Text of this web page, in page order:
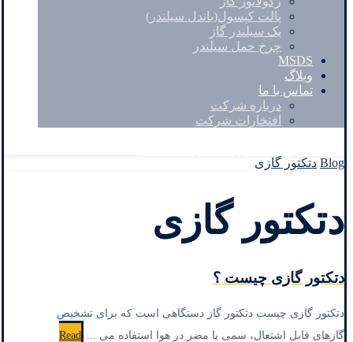
پالت کپسول(باندل سیلندر)
پک سیلندر گاز
چرخ حمل سیلندر
MSDS
وبلاگ
تماس با ما
درباره شرکت
افتخارات شرکت
Blog دتکتور گازی
دتکتور گازی
دتکتور گازی چیست ؟
دتکتور گازی چیست دتکتور گاز دستگاهی است که برای تشخیص
گازهای قابل اشتعال، سمی یا مضر در هوا استفاده می ... Read